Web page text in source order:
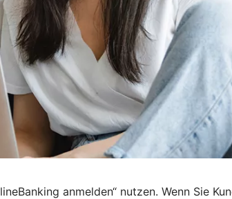
anmelden“ nutzen. Wenn Sie